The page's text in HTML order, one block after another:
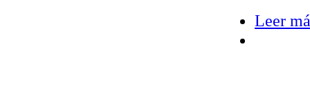
Leer